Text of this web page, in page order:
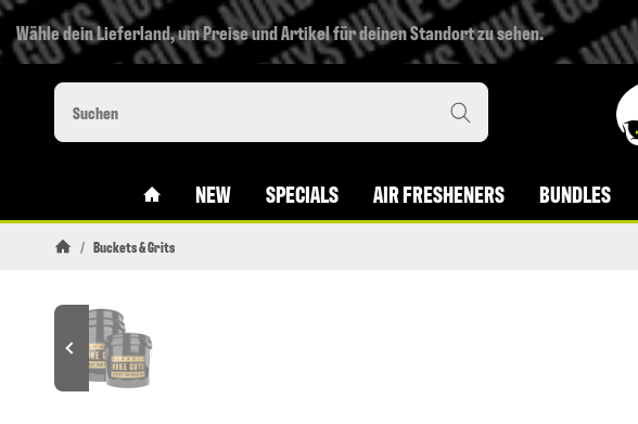
Wähle dein Lieferland, um Preise und Artikel für deinen Standort zu sehen.
#CUSTOM.LINKHOME#
NEW SPECIALS AIR FRESHENERS BUNDLES
/ Buckets & Grits